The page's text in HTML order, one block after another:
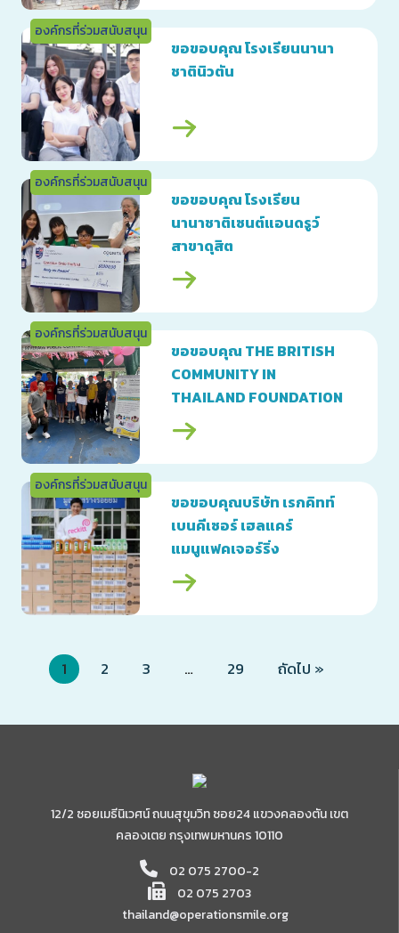
องค์กรที่ร่วมสนับสนุน
ขอขอบคุณ โรงเรียนนานา
ชาตินิวตัน
องค์กรที่ร่วมสนับสนุน
ขอขอบคุณ โรงเรียน
นานาชาติเซนต์แอนดรูว์
สาขาดุสิต
องค์กรที่ร่วมสนับสนุน
ขอขอบคุณ THE BRITISH
COMMUNITY IN
THAILAND FOUNDATION
องค์กรที่ร่วมสนับสนุน
ขอขอบคุณบริษัท เรกคิทท์
เบนคีเซอร์ เฮลแคร์
แมนูแฟคเจอร์ริ่ง
(ประเทศไทย) จำกัด
1 2 3 … 29 ถัดไป »
12/2 ซอยเมธีนิเวศน์ ถนนสุขุมวิท ซอย24 แขวงคลองตัน เขต
คลองเตย กรุงเทพมหานคร 10110
02 075 2700-2
02 075 2703
thailand@operationsmile.org